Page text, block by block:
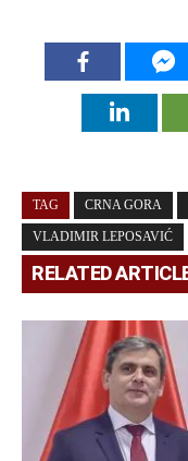
TAG CRNA GORA
VLADIMIR LEPOSAVIĆ
RELATED